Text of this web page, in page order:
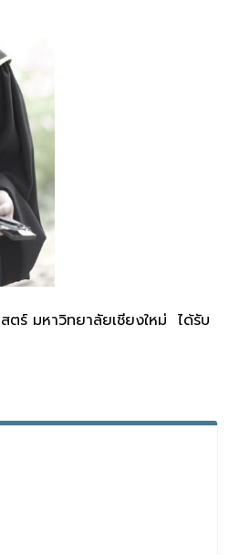
ตร์ มหาวิทยาลัยเชียงใหม่ ได้รับ